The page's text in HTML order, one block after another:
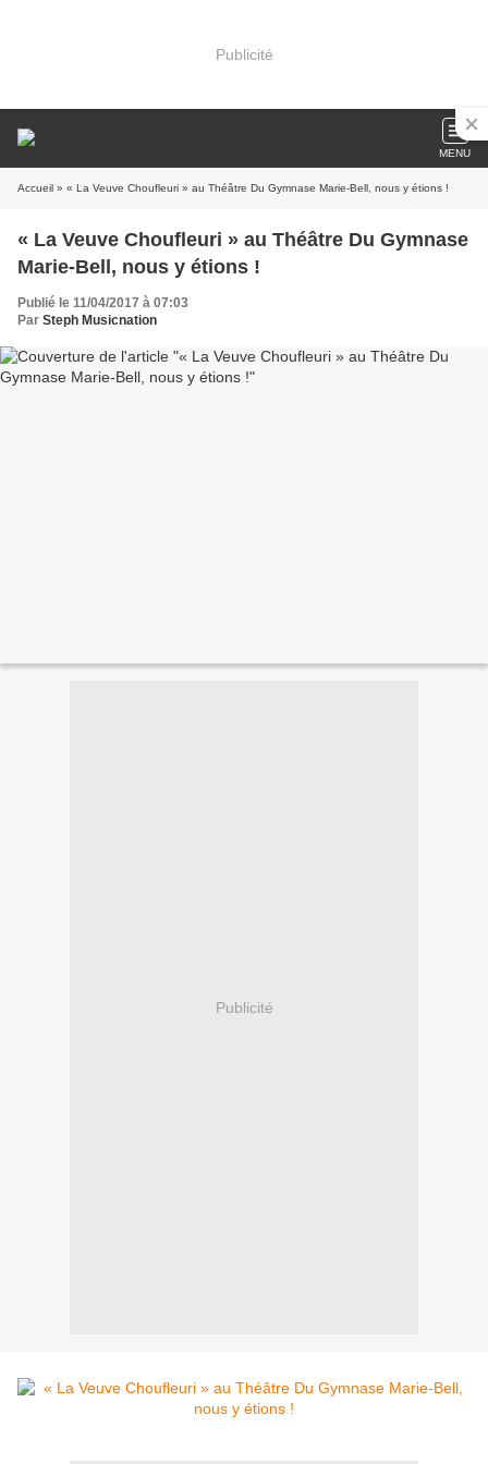
Publicité
MENU
Accueil » « La Veuve Choufleuri » au Théâtre Du Gymnase Marie-Bell, nous y étions !
« La Veuve Choufleuri » au Théâtre Du Gymnase
Marie-Bell, nous y étions !
Publié le 11/04/2017 à 07:03
Par Steph Musicnation
Publicité